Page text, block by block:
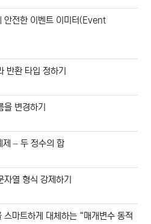
전한 이벤트 이미터(Event
환 타입 정하기
변경하기
– 두 정수의 합
열 형식 강제하기
마트하게 대체하는 “매개변수 동적